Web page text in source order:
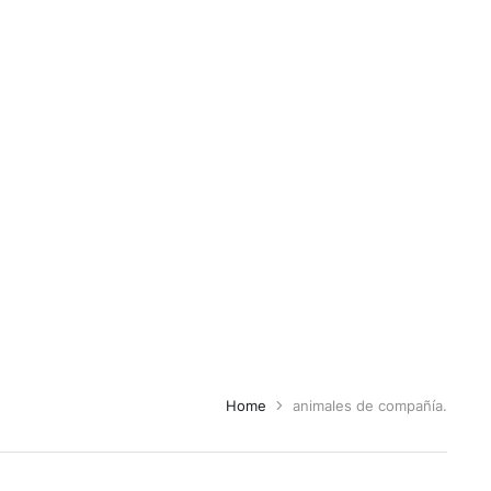
Home animales de compañía.